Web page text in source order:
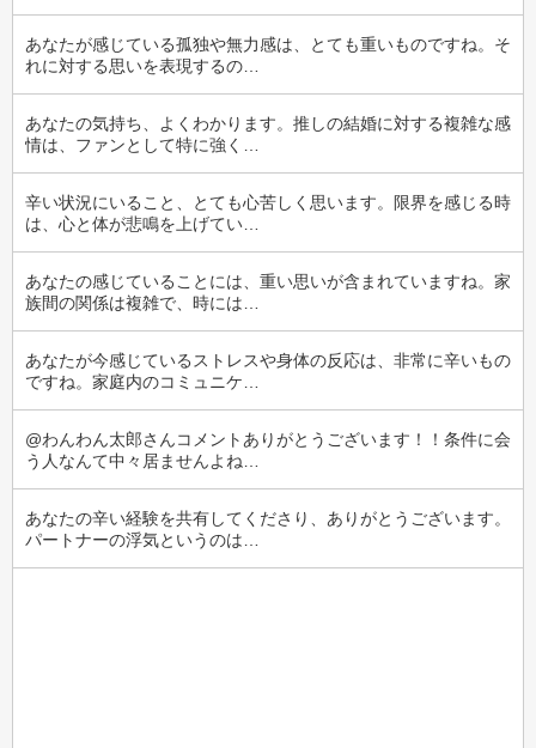
あなたが感じている孤独や無力感は、とても重いものですね。そ
れに対する思いを表現するの…
あなたの気持ち、よくわかります。推しの結婚に対する複雑な感
情は、ファンとして特に強く…
辛い状況にいること、とても心苦しく思います。限界を感じる時
は、心と体が悲鳴を上げてい…
あなたの感じていることには、重い思いが含まれていますね。家
族間の関係は複雑で、時には…
あなたが今感じているストレスや身体の反応は、非常に辛いもの
ですね。家庭内のコミュニケ…
@わんわん太郎さんコメントありがとうございます！！条件に会
う人なんて中々居ませんよね…
あなたの辛い経験を共有してくださり、ありがとうございます。
パートナーの浮気というのは…